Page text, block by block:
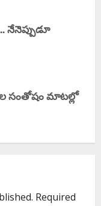
నేనెప్పుడూ
ల సంతోషం మాట‌ల్లో
Required